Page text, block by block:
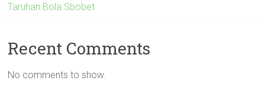
Taruhan Bola Sbobet
Recent Comments
No comments to show.